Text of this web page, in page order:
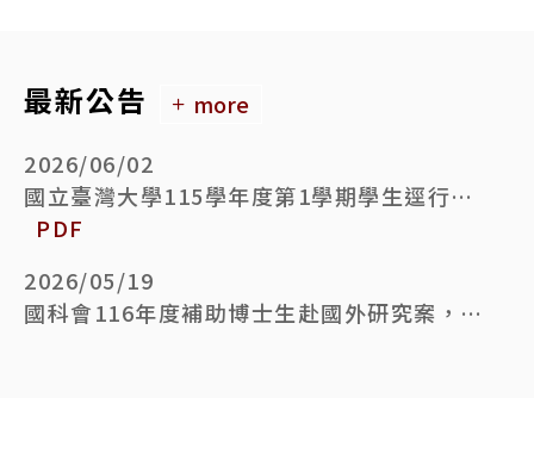
最新公告
more
2026/06/02
國立臺灣大學115學年度第1學期學生逕行修讀博士學位備取生遞補錄取名單公告
PDF
2026/05/19
國科會116年度補助博士生赴國外研究案，申請時間自115年6月1日至7月29日(星期三)早上8時止